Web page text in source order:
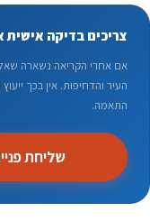
צריכים בדיקה אישית
אם אחרי הקריאה נשארה
העיר והדחיפות. אין בכך
התאמה.
שליחת